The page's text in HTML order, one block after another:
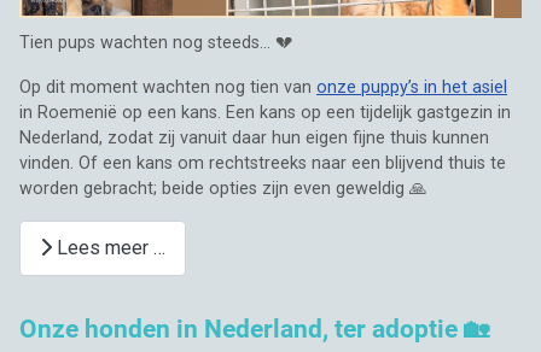
Tien pups wachten nog steeds… 💔
Op dit moment wachten nog tien van onze puppy’s in het asiel
in Roemenië op een kans. Een kans op een tijdelijk gastgezin in
Nederland, zodat zij vanuit daar hun eigen fijne thuis kunnen
vinden. Of een kans om rechtstreeks naar een blijvend thuis te
worden gebracht; beide opties zijn even geweldig 🙏
Lees meer …
Onze honden in Nederland, ter adoptie 🏡